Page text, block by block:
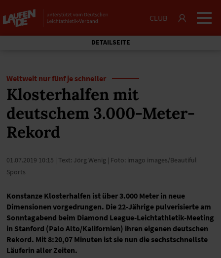
CLUB
DETAILSEITE
Weltweit nur fünf je schneller
Klosterhalfen mit
deutschem 3.000-Meter-
Rekord
01.07.2019 10:15 | Text: Jörg Wenig | Foto: imago images/Beautiful
Sports
Konstanze Klosterhalfen ist über 3.000 Meter in neue
Dimensionen vorgedrungen. Die 22-Jährige pulverisierte am
Sonntagabend beim Diamond League-Leichtathletik-Meeting
in Stanford (Palo Alto/Kalifornien) ihren eigenen deutschen
Rekord. Mit 8:20,07 Minuten ist sie nun die sechstschnellste
Läuferin aller Zeiten.